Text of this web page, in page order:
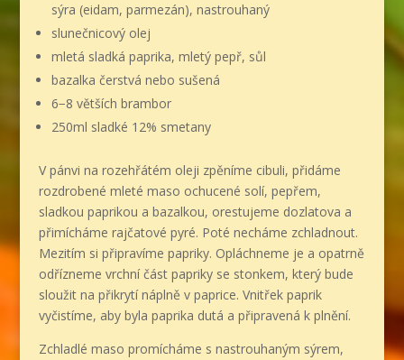
sýra (eidam, parmezán), nastrouhaný
slunečnicový olej
mletá sladká paprika, mletý pepř, sůl
bazalka čerstvá nebo sušená
6−8 větších brambor
250ml sladké 12% smetany
V pánvi na rozehřátém oleji zpěníme cibuli, přidáme
rozdrobené mleté maso ochucené solí, pepřem,
sladkou paprikou a bazalkou, orestujeme dozlatova a
přimícháme rajčatové pyré. Poté necháme zchladnout.
Mezitím si připravíme papriky. Opláchneme je a opatrně
odřízneme vrchní část papriky se stonkem, který bude
sloužit na přikrytí náplně v paprice. Vnitřek paprik
vyčistíme, aby byla paprika dutá a připravená k plnění.
Zchladlé maso promícháme s nastrouhaným sýrem,